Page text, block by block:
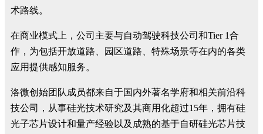
术路线。
在商业模式上，公司主要与自动驾驶科技公司和Tier 1合
作，为包括开放道路、园区道路、特殊场景等在内的各类
应用提供感知服务。
洛微创始团队成员都来自于国内外著名学府和相关前沿科
技公司，从事硅光技术研究及其商用化超过15年，拥有硅
光子芯片设计和量产经验以及成熟的基于自研硅光芯片技